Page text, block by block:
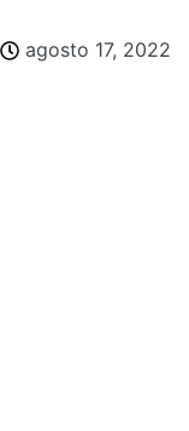
agosto 17, 2022